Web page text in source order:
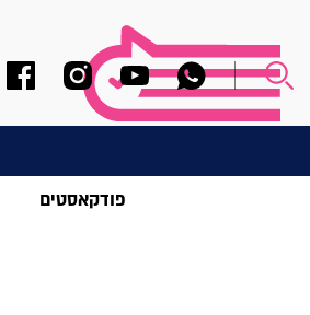
פודקאסטים